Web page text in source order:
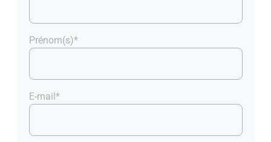
Prénom(s)*
E-mail*